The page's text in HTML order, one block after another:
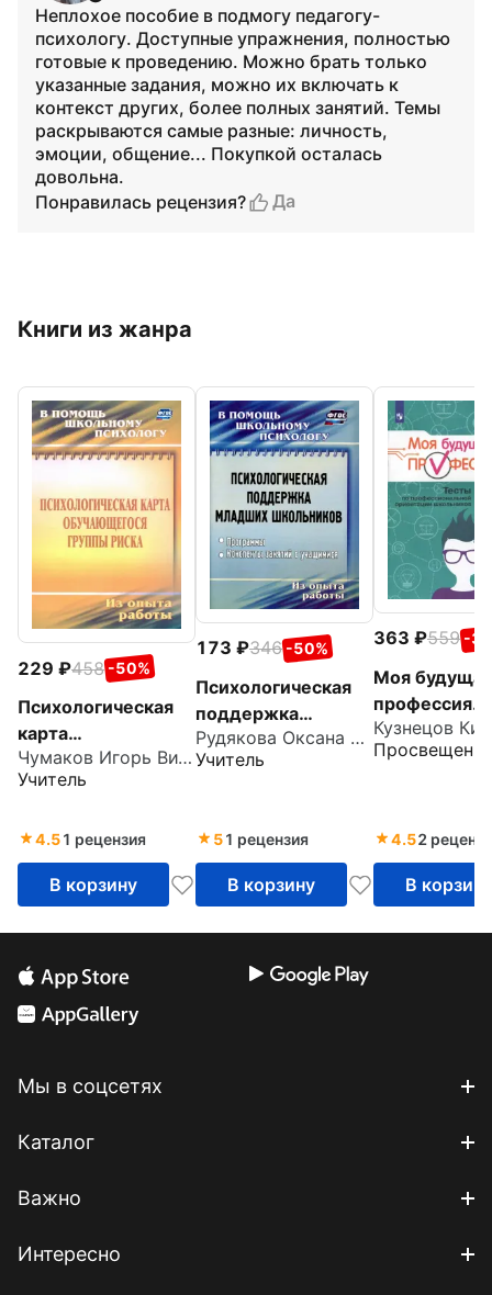
Неплохое пособие в подмогу педагогу-
психологу. Доступные упражнения, полностью
готовые к проведению. Можно брать только
указанные задания, можно их включать к
контекст других, более полных занятий. Темы
раскрываются самые разные: личность,
эмоции, общение... Покупкой осталась
довольна.
Понравилась рецензия?
Да
Книги из жанра
229 458 -50%
Психологическая
карта
обучающегося
группы риска.
сопровождение.
ФГОС
Чумаков Игорь Витальевич
Учитель
4.51 рецензия
В корзину
173 346 -50%
Психологическая
поддержка
младших
школьников.
Рудякова Оксана Николаевна
Учитель
51 рецензия
В корзину
363 559 -
Моя будущая
профессия.
класс.
4.52
В корзину
Мы в соцсетях
Каталог
Важно
Интересно